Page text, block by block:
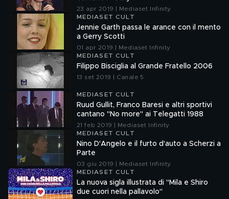
23 apr 2019 | Mediaset Infinity
MEDIASET CULT
Jennie Garth passa le arance con il mento
a Gerry Scotti
01 apr 2019 | Mediaset Infinity
MEDIASET CULT
Filippo Bisciglia al Grande Fratello 2006
13 set 2019 | Canale 5
MEDIASET CULT
Ruud Gullit, Franco Baresi e altri sportivi
cantano "No more" ai Telegatti 1988
21 feb 2019 | Mediaset Infinity
MEDIASET CULT
Nino D'Angelo e il furto d'auto a Scherzi a
Parte
03 giu 2019 | Mediaset Infinity
MEDIASET CULT
La nuova sigla illustrata di "Mila e Shiro
due cuori nella pallavolo"